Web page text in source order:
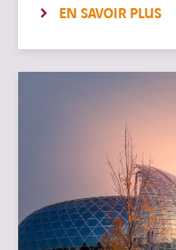
EN SAVOIR PLUS